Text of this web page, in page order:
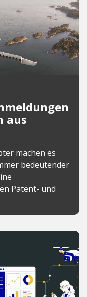
aus
machen es
bedeutender
Patent- und